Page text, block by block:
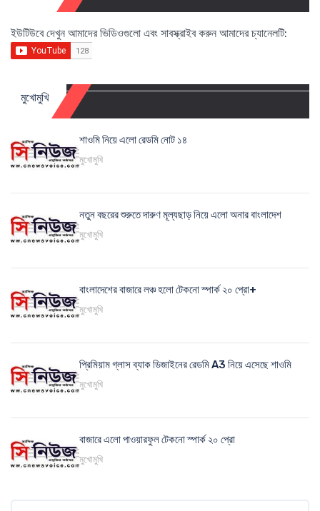
ইউটিউবে দেখুন আমাদের ভিডিওগুলো এবং সাবস্ক্রাইব করুন আমাদের চ্যানেলটি:
মুখোমুখি
শাওমি নিয়ে এলো রেডমি নোট ১৪
মুখোমুখি
নতুন বছরের শুরুতে দারুণ মূল্যছাড় নিয়ে এলো অনার বাংলাদেশ
মুখোমুখি
বাংলাদেশের বাজারে লঞ্চ হলো টেকনো স্পার্ক ২০ প্রো+
মুখোমুখি
প্রিমিয়াম গ্লাস ব্যাক ডিজাইনের রেডমি A3 নিয়ে এসেছে শাওমি
মুখোমুখি
বাজারে এলো পাওয়ারফুল টেকনো স্পার্ক ২০ প্রো
মুখোমুখি